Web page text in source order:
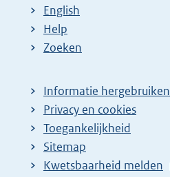
English
Help
Zoeken
Informatie hergebruiken
Privacy en cookies
Toegankelijkheid
Sitemap
E
Kwetsbaarheid melden